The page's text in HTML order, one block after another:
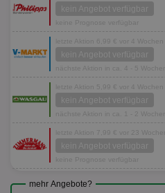
kein Angebot verfügbar
keine Prognose verfügbar
letzte Aktion 6,99 € vor 4 Wochen
kein Angebot verfügbar
nächste Aktion in ca. 4 - 5 Wochen
letzte Aktion 5,99 € vor 4 Wochen
kein Angebot verfügbar
nächste Aktion in ca. 1 - 2 Wochen
letzte Aktion 7,99 € vor 23 Wochen
kein Angebot verfügbar
keine Prognose verfügbar
mehr Angebote?